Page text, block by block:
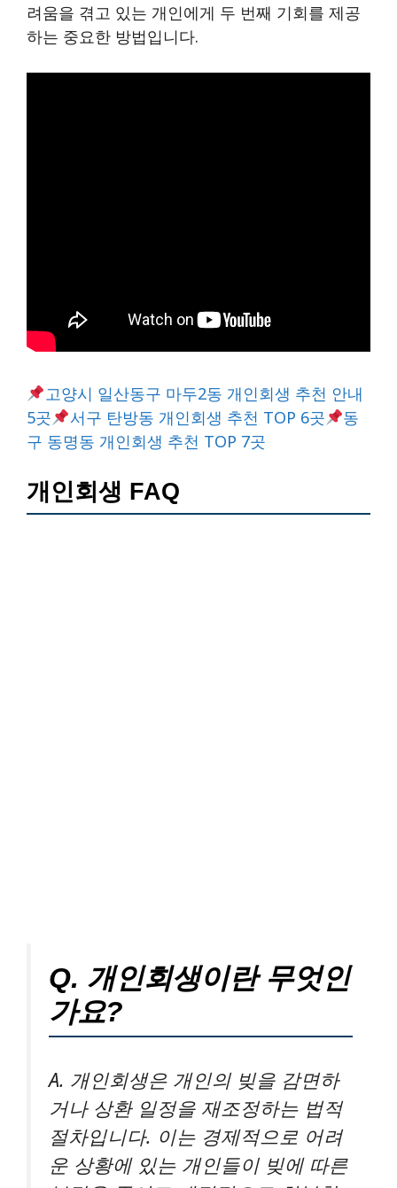
려움을 겪고 있는 개인에게 두 번째 기회를 제공
하는 중요한 방법입니다.
고양시 일산동구 마두2동 개인회생 추천 안내
5곳
서구 탄방동 개인회생 추천 TOP 6곳
동
구 동명동 개인회생 추천 TOP 7곳
개인회생 FAQ
Q. 개인회생이란 무엇인
가요?
A. 개인회생은 개인의 빚을 감면하
거나 상환 일정을 재조정하는 법적
절차입니다. 이는 경제적으로 어려
운 상황에 있는 개인들이 빚에 따른